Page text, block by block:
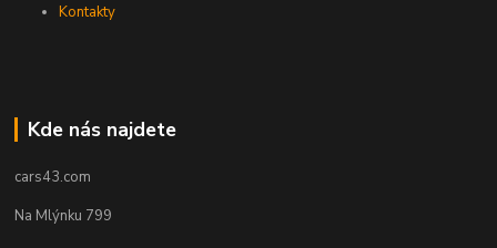
Kontakty
Kde nás najdete
cars43.com
Na Mlýnku 799